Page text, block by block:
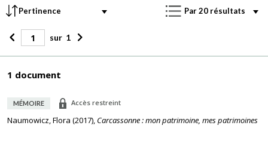
sur 1
1 document
MÉMOIRE Accès restreint
Naumowicz, Flora (2017), Carcassonne : mon patrimoine, mes patrimoines